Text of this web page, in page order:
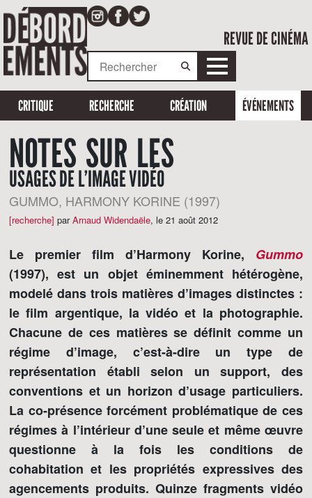
REVUE DE CINÉMA
CRITIQUE RECHERCHE CRÉATION ÉVÉNEMENTS
NOTES SUR LES
USAGES DE L’IMAGE VIDÉO
GUMMO, HARMONY KORINE (1997)
[recherche] parArnaud Widendaële, le 21 août 2012
Le premier film d’Harmony Korine, Gummo
(1997), est un objet éminemment hétérogène,
modelé dans trois matières d’images distinctes :
le film argentique, la vidéo et la photographie.
Chacune de ces matières se définit comme un
régime d’image, c’est-à-dire un type de
représentation établi selon un support, des
conventions et un horizon d’usage particuliers.
La co-présence forcément problématique de ces
régimes à l’intérieur d’une seule et même œuvre
questionne à la fois les conditions de
cohabitation et les propriétés expressives des
agencements produits. Quinze fragments vidéo